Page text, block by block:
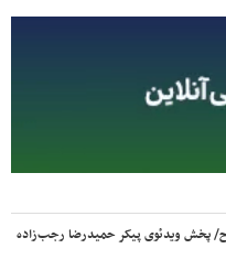
پخش ویدئوی پیکر حمیدرضا رجب‌زاده